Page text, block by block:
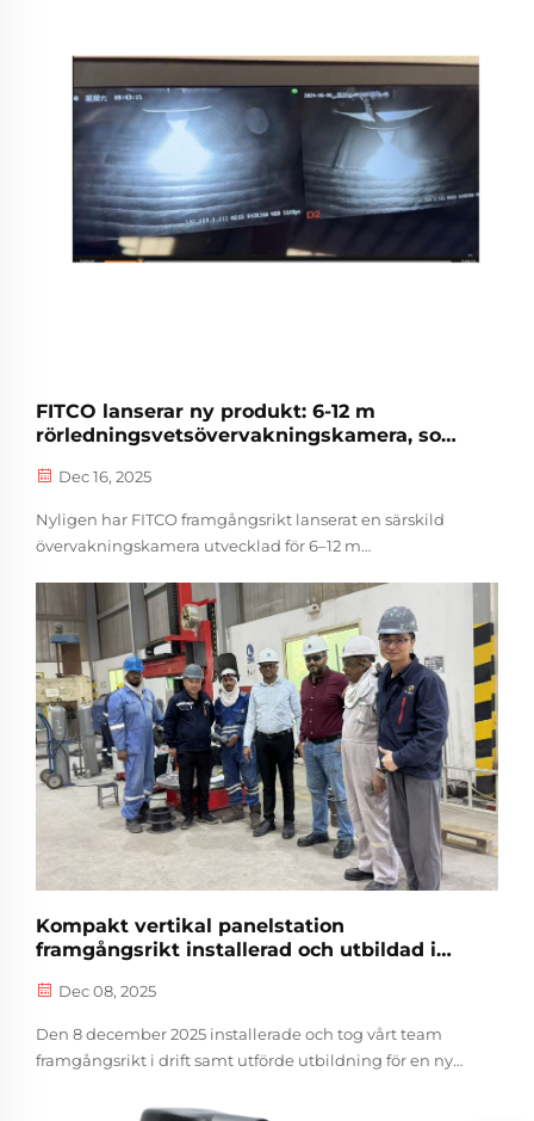
FITCO lanserar ny produkt: 6-12 m
rörledningsvetsövervakningskamera, som
Dec 16, 2025
Nyligen har FITCO framgångsrikt lanserat en särskild
övervakningskamera utvecklad för 6–12 m
exakt branschens smärtområde med svårigheter att
övervaka smältbad, tillförsel av tillförseltråd och
svetsning i realtid under svetsningsprocessen, vilket ger
en pålitlig lösning för svetskvalitetssäkring till kunder
inom områden som transport av olja och gas samt
industriella rörledningar.
Kompakt vertikal panelstation
framgångsrikt installerad och utbildad i
Dec 08, 2025
Den 8 december 2025 installerade och tog vårt team
framgångsrikt i drift samt utförde utbildning för en ny
I enlighet med "kundcentrerad, professionell excellens"